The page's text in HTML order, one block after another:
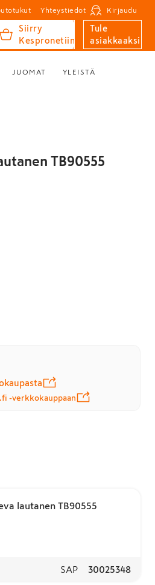
Yhteystiedot Kirjaudu
Siirry
Kespronetiin
Tule
asiakkaaksi
JUOMAT YLEISTÄ
TB90555
-verkkokauppaan
lautanen TB90555
SAP 30025348